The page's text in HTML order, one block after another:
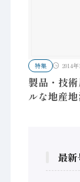
特集 2014
製品・技
ルな地産
最